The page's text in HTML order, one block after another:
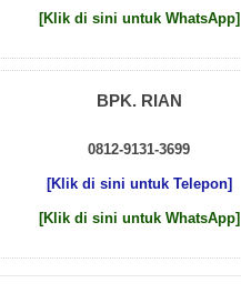
[Klik di sini untuk WhatsApp]
BPK. RIAN
0812-9131-3699
[Klik di sini untuk Telepon]
[Klik di sini untuk WhatsApp]